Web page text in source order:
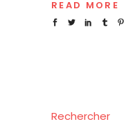
READ MORE
Rechercher